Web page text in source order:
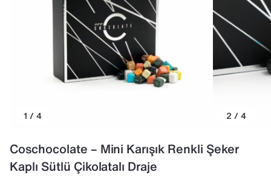
1 / 4 2 / 4
Coschocolate – Mini Karışık Renkli Şeker
Kaplı Sütlü Çikolatalı Draje